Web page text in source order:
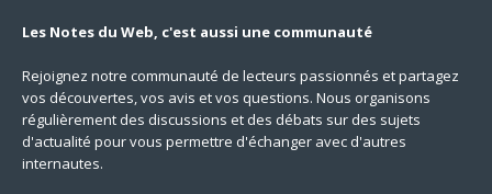
Les Notes du Web, c'est aussi une communauté
Rejoignez notre communauté de lecteurs passionnés et partagez
vos découvertes, vos avis et vos questions. Nous organisons
régulièrement des discussions et des débats sur des sujets
d'actualité pour vous permettre d'échanger avec d'autres
internautes.